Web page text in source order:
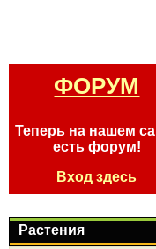
ФОРУМ
Теперь на нашем
есть форум!
Вход здесь
Растения